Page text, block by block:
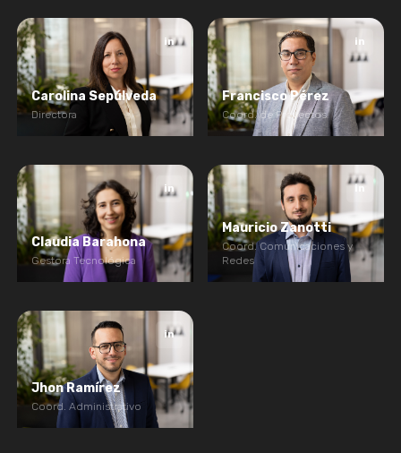
Carolina Sepúlveda
Directora
in
Francisco Pérez
Coord. de Proyectos
in
Claudia Barahona
Gestora Tecnológica
in
Mauricio Zanotti
Coord. Comunicaciones y
Redes
in
Jhon Ramírez
Coord. Administrativo
in